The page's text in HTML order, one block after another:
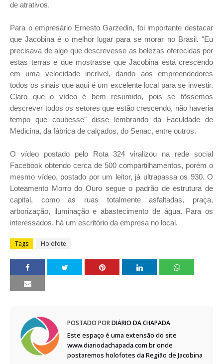
de atrativos.
Para o empresário Ernesto Garzedin, foi importante destacar
que Jacobina é o melhor lugar para se morar no Brasil. "Eu
precisava de algo que descrevesse as belezas oferecidas por
estas terras e que mostrasse que Jacobina está crescendo
em uma velocidade incrível, dando aos empreendedores
todos os sinais que aqui é um excelente local para se investir.
Claro que o vídeo é bem resumido, pois se fôssemos
descrever todos os setores que estão crescendo, não haveria
tempo que coubesse" disse lembrando da Faculdade de
Medicina, da fábrica de calçados, do Senac, entre outros.
O vídeo postado pelo Rota 324 viralizou na rede social
Facebook obtendo cerca de 500 compartilhamentos, porém o
mesmo vídeo, postado por um leitor, já ultrapassa os 930. O
Loteamento Morro do Ouro segue o padrão de estrutura de
capital, como as ruas totalmente asfaltadas, praça,
arborização, iluminação e abastecimento de água. Para os
interessados, há um escritório da empresa no local.
Tags Holofote
POSTADO PORDIÁRIO DA CHAPADA
Este espaço é uma extensão do site
www.diariodachapada.com.br onde
postaremos holofotes da Região de Jacobina